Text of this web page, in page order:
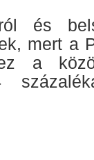
és
mert a
a